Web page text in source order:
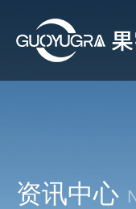
资讯中心